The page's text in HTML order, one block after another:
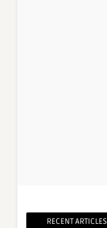
RECENT ARTICLES